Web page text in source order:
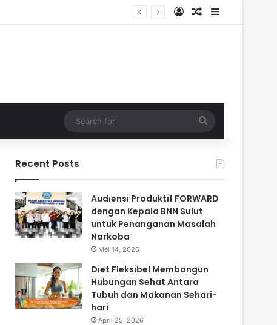
Log InRandom Article
Sidebar
for
Recent Posts
Audiensi Produktif FORWARD
dengan Kepala BNN Sulut
untuk Penanganan Masalah
Narkoba
Mei 14, 2026
Diet Fleksibel Membangun
Hubungan Sehat Antara
Tubuh dan Makanan Sehari-
hari
April 25, 2026